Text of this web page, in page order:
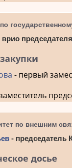
- первый
по внешним
- председатель
досье